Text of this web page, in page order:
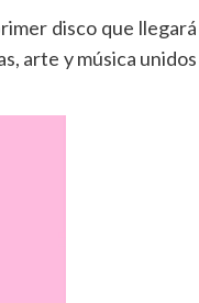
disco que llegará
arte y música unidos